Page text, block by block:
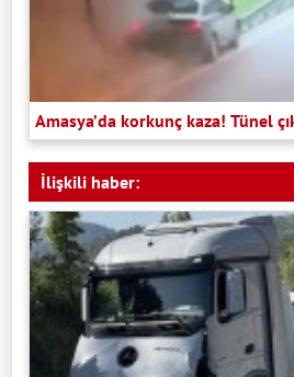
Amasya’da korkunç kaza! Tünel
İlişkili haber: